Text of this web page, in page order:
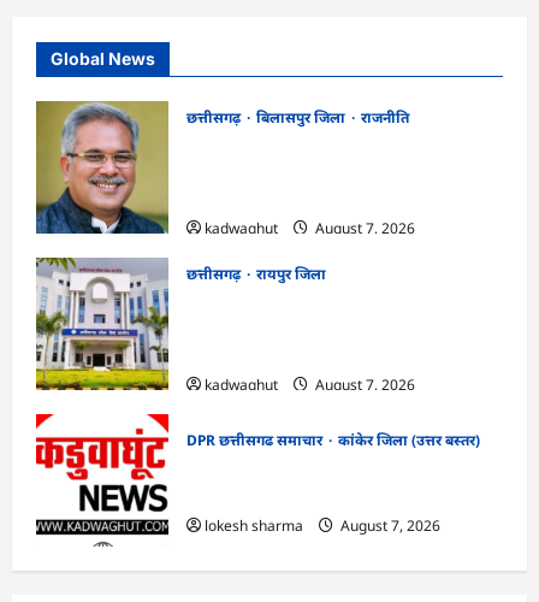
Global News
छत्तीसगढ़ बिलासपुर जिला
राजनीति
kadwaghut
August 7, 2026
छत्तीसगढ़
रायपुर जिला
kadwaghut
August 7, 2026
DPR छत्तीसगढ समाचार
कांकेर जिला (उत्तर बस्तर)
lokesh sharma
August 7, 2026